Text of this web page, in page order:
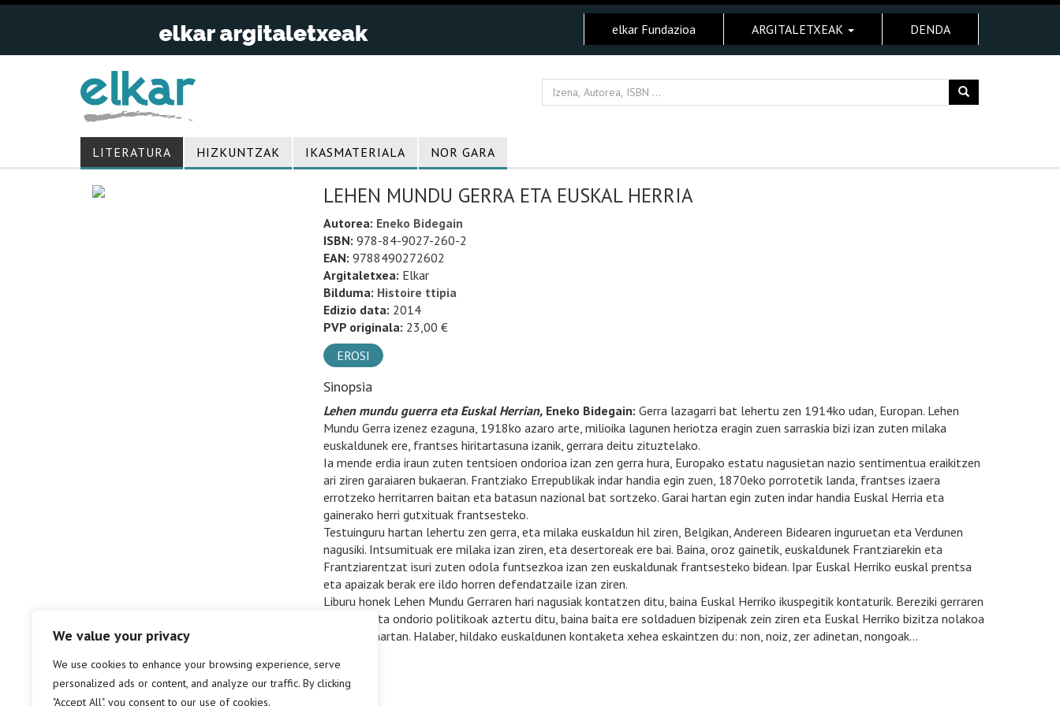
We value your privacy
We use cookies to enhance your browsing experience, serve
personalized ads or content, and analyze our traffic. By clicking
"Accept All", you consent to our use of cookies.
elkar Fundazioa ARGITALETXEAK DENDA
LITERATURA HIZKUNTZAK IKASMATERIALA NOR GARA
LEHEN MUNDU GERRA ETA EUSKAL HERRIA
Autorea: Eneko Bidegain
ISBN: 978-84-9027-260-2
EAN: 9788490272602
Argitaletxea: Elkar
Bilduma: Histoire ttipia
Edizio data: 2014
PVP originala: 23,00 €
EROSI
Sinopsia
Lehen mundu guerra eta Euskal Herrian,Eneko Bidegain: Gerra lazagarri bat lehertu zen 1914ko udan, Europan. Lehen
Mundu Gerra izenez ezaguna, 1918ko azaro arte, milioika lagunen heriotza eragin zuen sarraskia bizi izan zuten milaka
euskaldunek ere, frantses hiritartasuna izanik, gerrara deitu zituztelako.
Ia mende erdia iraun zuten tentsioen ondorioa izan zen gerra hura, Europako estatu nagusietan nazio sentimentua eraikitzen
ari ziren garaiaren bukaeran. Frantziako Errepublikak indar handia egin zuen, 1870eko porrotetik landa, frantses izaera
errotzeko herritarren baitan eta batasun nazional bat sortzeko. Garai hartan egin zuten indar handia Euskal Herria eta
gainerako herri gutxituak frantsesteko.
Testuinguru hartan lehertu zen gerra, eta milaka euskaldun hil ziren, Belgikan, Andereen Bidearen inguruetan eta Verdunen
nagusiki. Intsumituak ere milaka izan ziren, eta desertoreak ere bai. Baina, oroz gainetik, euskaldunek Frantziarekin eta
Frantziarentzat isuri zuten odola funtsezkoa izan zen euskaldunak frantsesteko bidean. Ipar Euskal Herriko euskal prentsa
eta apaizak berak ere ildo horren defendatzaile izan ziren.
Liburu honek Lehen Mundu Gerraren hari nagusiak kontatzen ditu, baina Euskal Herriko ikuspegitik kontaturik. Bereziki gerraren
aurrekari eta ondorio politikoak aztertu ditu, baina baita ere soldaduen bizipenak zein ziren eta Euskal Herriko bizitza nolakoa
zen garai hartan. Halaber, hildako euskaldunen kontaketa xehea eskaintzen du: non, noiz, zer adinetan, nongoak…